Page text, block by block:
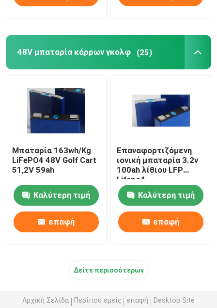
48V μπαταρία κάρρων γκολφ (25)
Μπαταρία 163wh/Kg
LiFePO4 48V Golf Cart
51,2V 59ah
Καλύτερη τιμή
επαφή
Επαναφορτιζόμενη
ιονική μπαταρία 3.2v
100ah λίθιου LFP
Lifepo4
Καλύτερη τιμή
επαφή
Δείτε περισσότερων
Αρχική Σελίδα Περίπου εμείς επαφή Desktop Site